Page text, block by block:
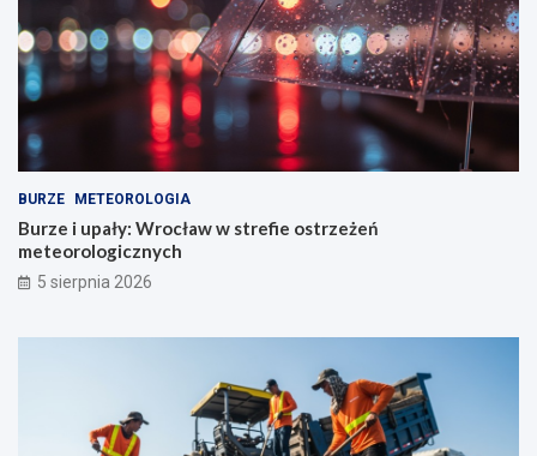
BURZE METEOROLOGIA
Burze i upały: Wrocław w strefie ostrzeżeń
meteorologicznych
5 sierpnia 2026